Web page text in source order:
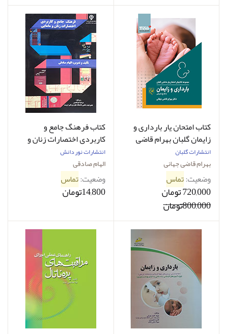
کتاب امتحان یار بارداری و
زایمان گلبان بهرام قاضی
جهانی
انتشارات گلبان
بهرام قاضی جهانی
وضعیت:تماس
720,000 تومان
800,000تومان
کتاب فرهنگ جامع و
کاربردی اختصارات زنان و
مامایی
انتشارات نور دانش
الهام صادقی
وضعیت:تماس
14,800تومان